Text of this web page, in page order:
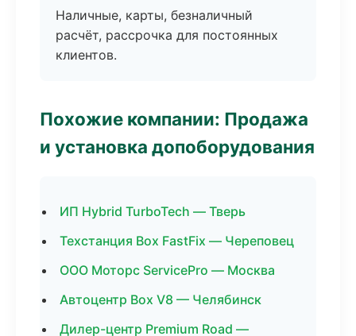
Наличные, карты, безналичный
расчёт, рассрочка для постоянных
клиентов.
Похожие компании: Продажа
и установка допоборудования
ИП Hybrid TurboTech — Тверь
Техстанция Box FastFix — Череповец
ООО Моторс ServicePro — Москва
Автоцентр Box V8 — Челябинск
Дилер-центр Premium Road —